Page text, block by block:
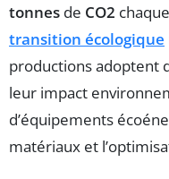
tonnes de CO2
transition écologique
productions adoptent
leur impact
d’équipements
matériaux et